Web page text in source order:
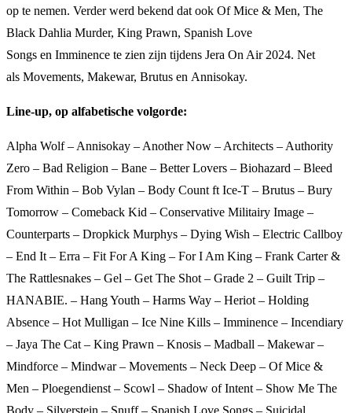
op te nemen. Verder werd bekend dat ook Of Mice & Men, The
Black Dahlia Murder, King Prawn, Spanish Love
Songs en Imminence te zien zijn tijdens Jera On Air 2024. Net
als Movements, Makewar, Brutus en Annisokay.
Line-up, op alfabetische volgorde:
Alpha Wolf – Annisokay – Another Now – Architects – Authority
Zero – Bad Religion – Bane – Better Lovers – Biohazard – Bleed
From Within – Bob Vylan – Body Count ft Ice-T – Brutus – Bury
Tomorrow – Comeback Kid – Conservative Militairy Image –
Counterparts – Dropkick Murphys – Dying Wish – Electric Callboy
– End It – Erra – Fit For A King – For I Am King – Frank Carter &
The Rattlesnakes – Gel – Get The Shot – Grade 2 – Guilt Trip –
HANABIE. – Hang Youth – Harms Way – Heriot – Holding
Absence – Hot Mulligan – Ice Nine Kills – Imminence – Incendiary
– Jaya The Cat – King Prawn – Knosis – Madball – Makewar –
Mindforce – Mindwar – Movements – Neck Deep – Of Mice &
Men – Ploegendienst – Scowl – Shadow of Intent – Show Me The
Body – Silverstein – Snuff – Spanish Love Songs – Suicidal